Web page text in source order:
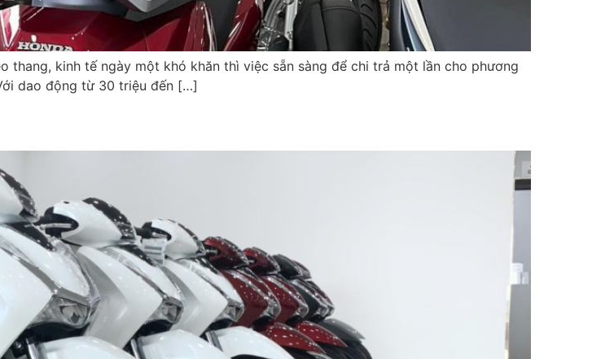
kinh tế ngày một khó khăn thì việc sẵn sàng để chi trả một lần cho phương
dao động từ 30 triệu đến […]